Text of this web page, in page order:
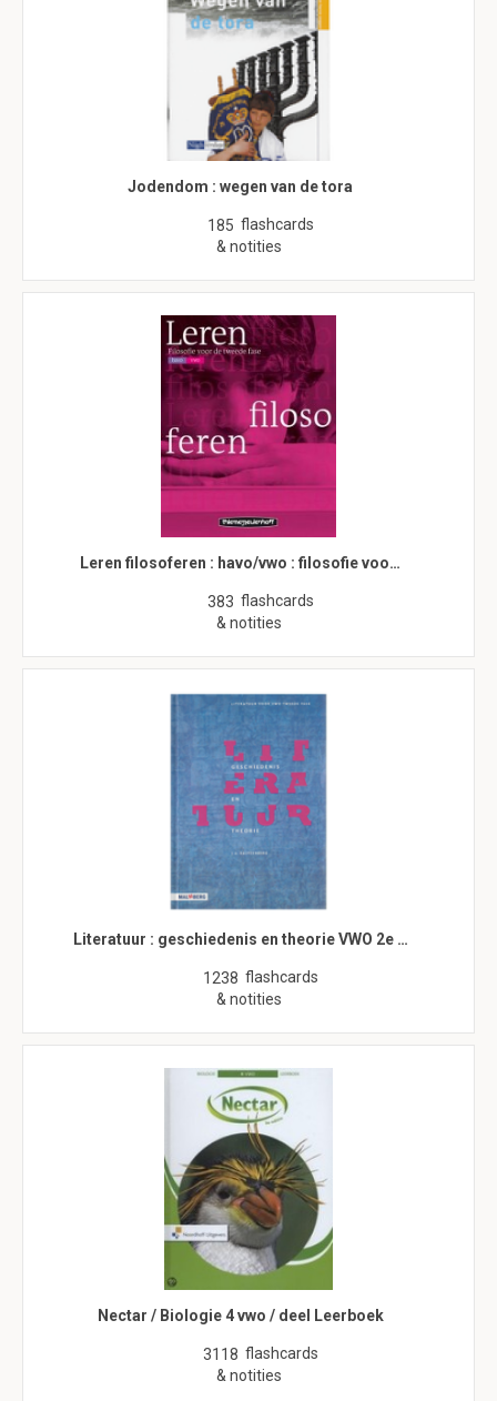
Jodendom : wegen van de tora
185 flashcards
& notities
Leren filosoferen : havo/vwo : filosofie voo…
383 flashcards
& notities
Literatuur : geschiedenis en theorie VWO 2e …
1238 flashcards
& notities
Nectar / Biologie 4 vwo / deel Leerboek
3118 flashcards
& notities